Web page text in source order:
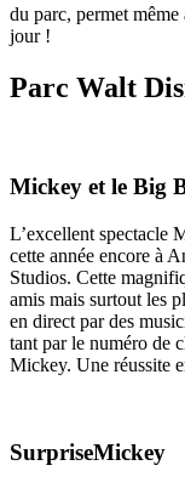
du parc, permet
jour !
Parc Walt
Mickey et le Big
L’excellent spectacle
cette année encore à
Studios. Cette
amis mais surtout les
en direct par des
tant par le numéro de
Mickey. Une réussite
SurpriseMickey